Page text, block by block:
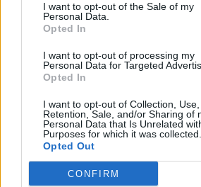
I want to opt-out of the Sale of my
Personal Data.
Opted In
I want to opt-out of processing my
Personal Data for Targeted
Opted In
I want to opt-out of Collection, Use,
Retention, Sale, and/or Sharing of
Personal Data that Is Unrelated
Purposes for which it was collected.
Opted Out
CONFIRM